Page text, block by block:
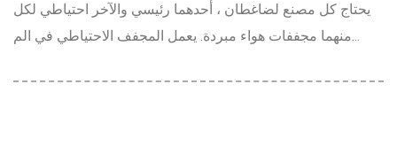
يحتاج كل مصنع لضاغطان ، أحدهما رئيسي والآخر احتياطي لكل
منهما مجففات هواء مبردة. يعمل المجفف الاحتياطي في الم...